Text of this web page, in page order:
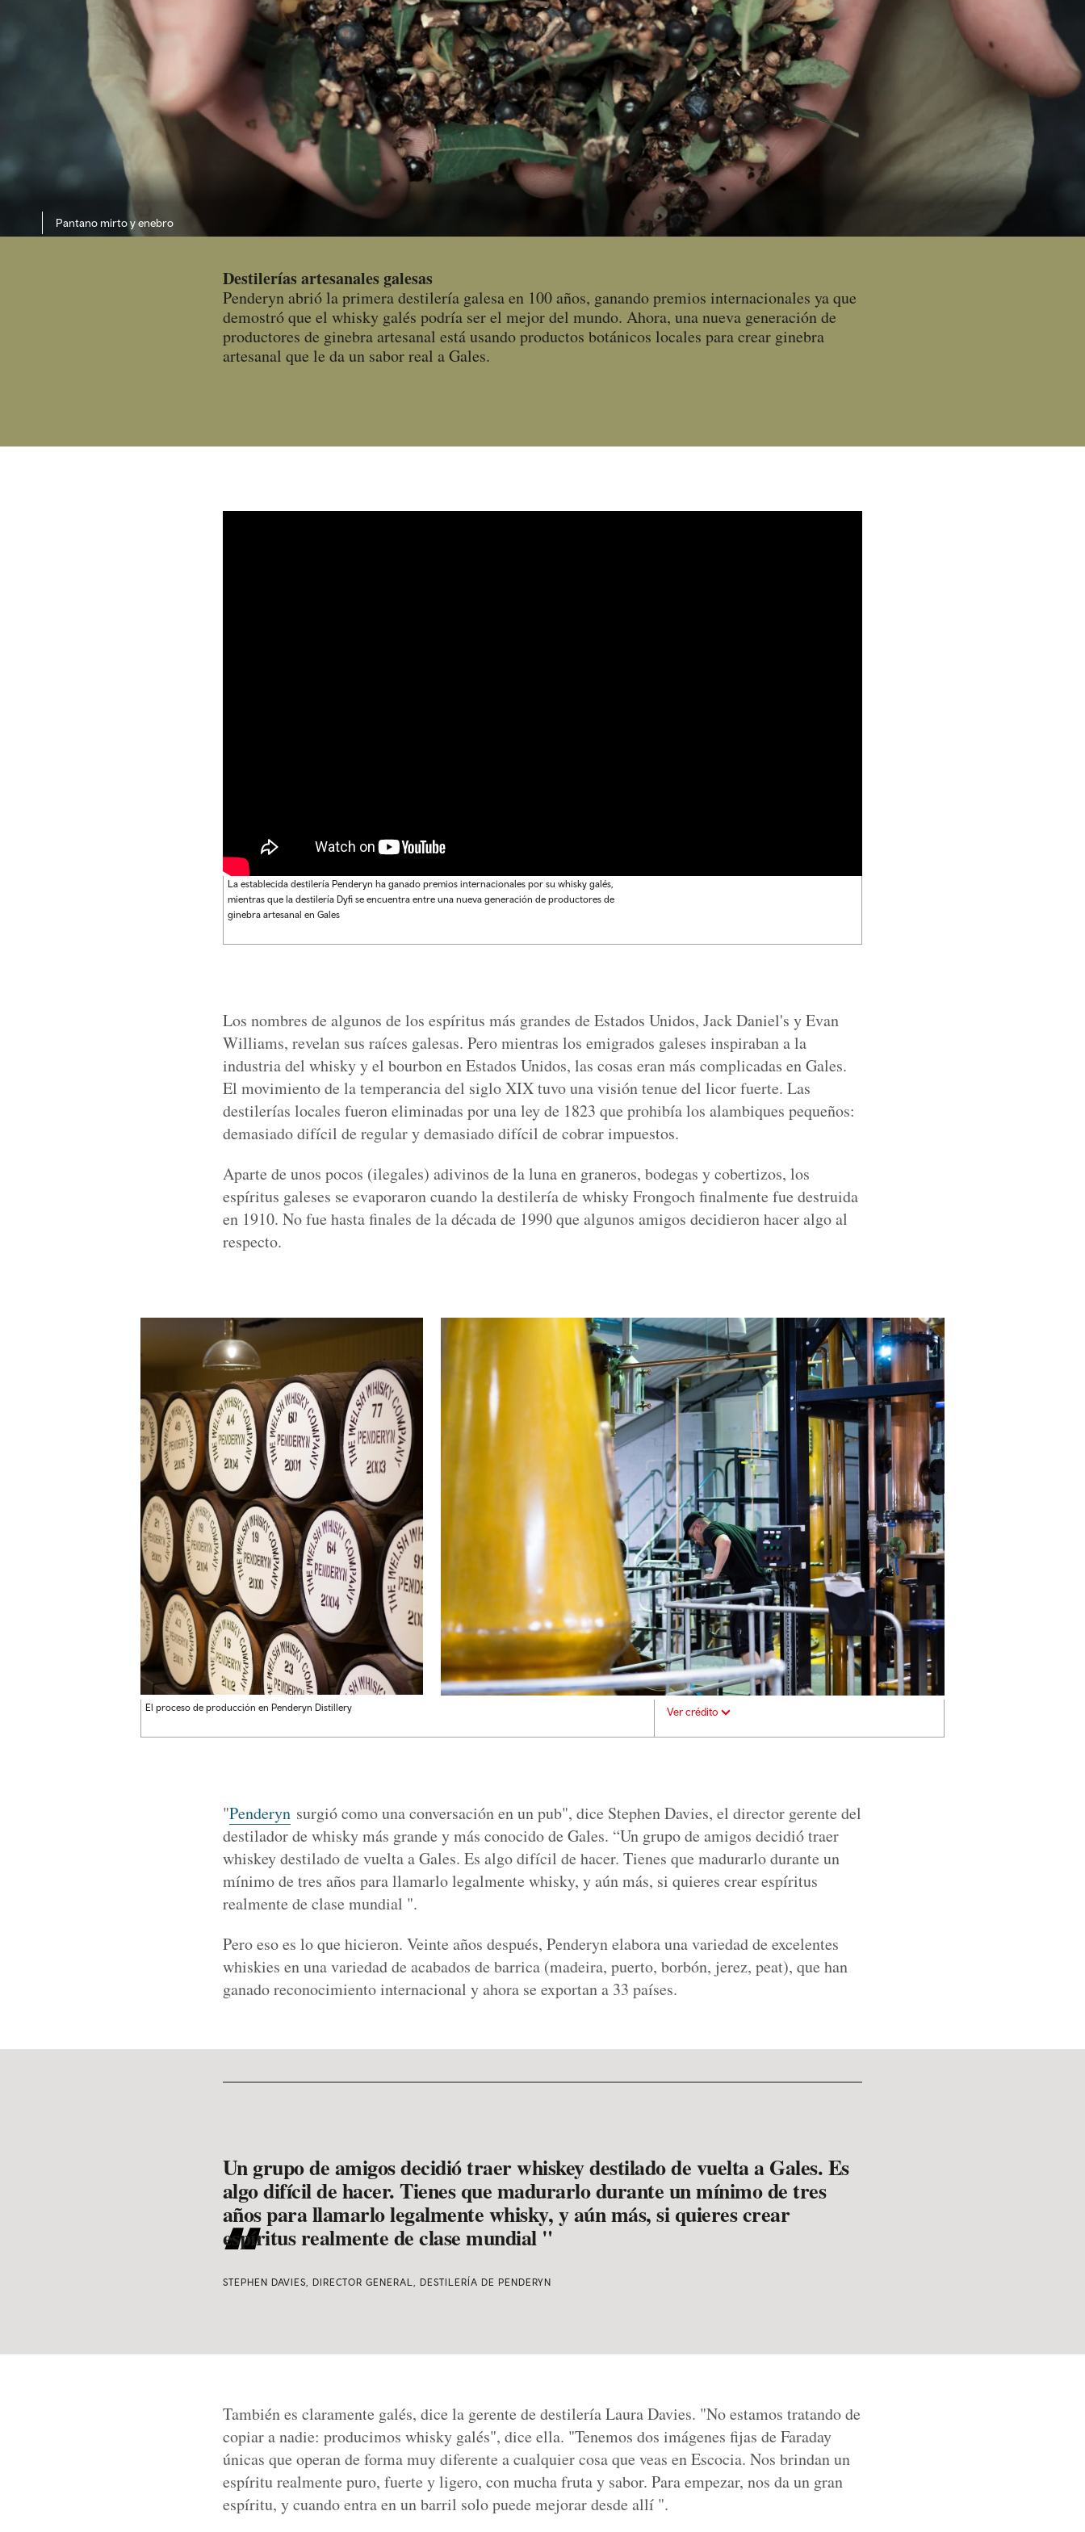
Pantano mirto y enebro
Destilerías artesanales galesas
Penderyn abrió la primera destilería galesa en 100 años, ganando premios internacionales ya que
demostró que el whisky galés podría ser el mejor del mundo. Ahora, una nueva generación de
productores de ginebra artesanal está usando productos botánicos locales para crear ginebra
artesanal que le da un sabor real a Gales.
La establecida destilería Penderyn ha ganado premios internacionales por su whisky galés,
mientras que la destilería Dyfi se encuentra entre una nueva generación de productores de
ginebra artesanal en Gales
Los nombres de algunos de los espíritus más grandes de Estados Unidos, Jack Daniel's y Evan
Williams, revelan sus raíces galesas. Pero mientras los emigrados galeses inspiraban a la
industria del whisky y el bourbon en Estados Unidos, las cosas eran más complicadas en Gales.
El movimiento de la temperancia del siglo XIX tuvo una visión tenue del licor fuerte. Las
destilerías locales fueron eliminadas por una ley de 1823 que prohibía los alambiques pequeños:
demasiado difícil de regular y demasiado difícil de cobrar impuestos.
Aparte de unos pocos (ilegales) adivinos de la luna en graneros, bodegas y cobertizos, los
espíritus galeses se evaporaron cuando la destilería de whisky Frongoch finalmente fue destruida
en 1910. No fue hasta finales de la década de 1990 que algunos amigos decidieron hacer algo al
respecto.
El proceso de producción en Penderyn Distillery Ver crédito
"Penderynsurgió como una conversación en un pub", dice Stephen Davies, el director gerente del
destilador de whisky más grande y más conocido de Gales. “Un grupo de amigos decidió traer
whiskey destilado de vuelta a Gales. Es algo difícil de hacer. Tienes que madurarlo durante un
mínimo de tres años para llamarlo legalmente whisky, y aún más, si quieres crear espíritus
realmente de clase mundial ".
Pero eso es lo que hicieron. Veinte años después, Penderyn elabora una variedad de excelentes
whiskies en una variedad de acabados de barrica (madeira, puerto, borbón, jerez, peat), que han
ganado reconocimiento internacional y ahora se exportan a 33 países.
Un grupo de amigos decidió traer whiskey destilado de vuelta a Gales. Es
algo difícil de hacer. Tienes que madurarlo durante un mínimo de tres
años para llamarlo legalmente whisky, y aún más, si quieres crear
espíritus realmente de clase mundial "
STEPHEN DAVIES, DIRECTOR GENERAL, DESTILERÍA DE PENDERYN
También es claramente galés, dice la gerente de destilería Laura Davies. "No estamos tratando de
copiar a nadie: producimos whisky galés", dice ella. "Tenemos dos imágenes fijas de Faraday
únicas que operan de forma muy diferente a cualquier cosa que veas en Escocia. Nos brindan un
espíritu realmente puro, fuerte y ligero, con mucha fruta y sabor. Para empezar, nos da un gran
espíritu, y cuando entra en un barril solo puede mejorar desde allí ".